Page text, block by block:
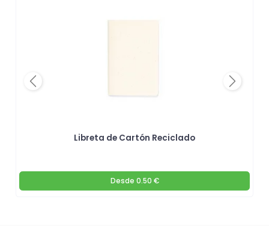
Libreta de Cartón Reciclado
Desde 0.50 €
Previous Next